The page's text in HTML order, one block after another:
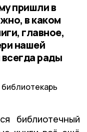
пришли в
в каком
главное,
нашей
рады
библиотечный